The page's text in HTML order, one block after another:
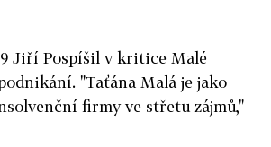
Jiří Pospíšil v kritice Malé
"Taťána Malá je jako
firmy ve střetu zájmů,"